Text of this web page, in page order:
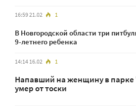
16:59 21.02 1
В Новгородской области три
9-летнего ребенка
14:14 16.02 1
Напавший на женщину в парке
умер от тоски